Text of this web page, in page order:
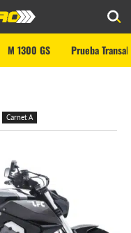
M 1300 GS Prueba
Carnet A